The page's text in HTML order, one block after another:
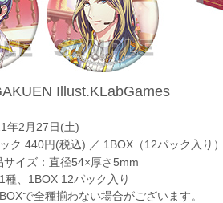
Illust.KLabGames
年2月27日(土)
ク 440円(税込) ／ 1BOX（12パック入り
サイズ：直径54×厚さ5mm
種、1BOX 12パック入り
で全種揃わない場合がございます。